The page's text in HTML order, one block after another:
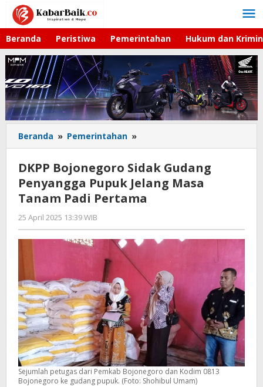
Lewati
konten
Beranda Peristiwa Pemerintahan Hukum dan
Beranda » Pemerintahan »
Bojonegoro
Sidak
Gudang
Penyangga
Pupuk
Padi
Pertama
DKPP Bojonegoro Sidak Gudang
Penyangga Pupuk Jelang Masa
Tanam Padi Pertama
25 April 2025 13:39 WIB
Faisal
Sejumlah petugas dari Pemkab Bojonegoro dan Kodim 0813
Bojonegoro ke gudang pupuk. (Foto: Shohibul Umam)